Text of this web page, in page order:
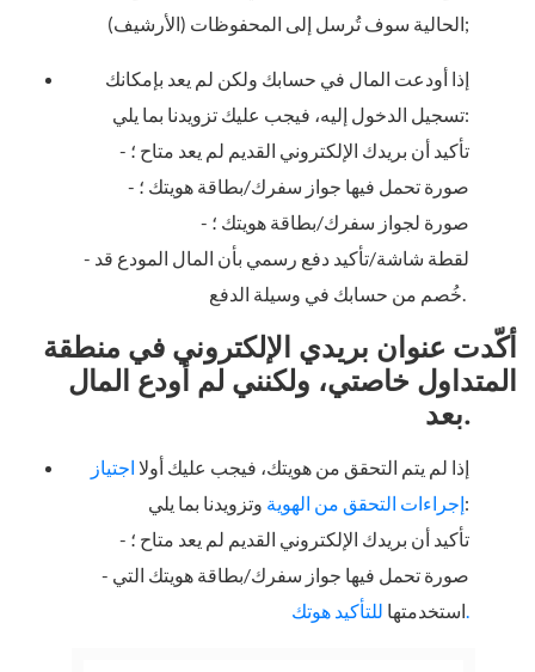
الحالية سوف تُرسل إلى المحفوظات (الأرشيف);
إذا أودعت المال في حسابك ولكن لم يعد بإمكانك
تسجيل الدخول إليه، فيجب عليك تزويدنا بما يلي:
- تأكيد أن بريدك الإلكتروني القديم لم يعد متاح ؛
- صورة تحمل فيها جواز سفرك/بطاقة هويتك ؛
- صورة لجواز سفرك/بطاقة هويتك ؛
- لقطة شاشة/تأكيد دفع رسمي بأن المال المودع قد
أكّدت عنوان بريدي الإلكتروني في منطقة
المتداول خاصتي، ولكنني لم أودع المال
بعد.
إذا لم يتم التحقق من هويتك، فيجب عليك أولا اجتياز
إجراءات التحقق من الهوية
وتزويدنا بما يلي:
- تأكيد أن بريدك الإلكتروني القديم لم يعد متاح ؛
- صورة تحمل فيها جواز سفرك/بطاقة هويتك التي
استخدمتها